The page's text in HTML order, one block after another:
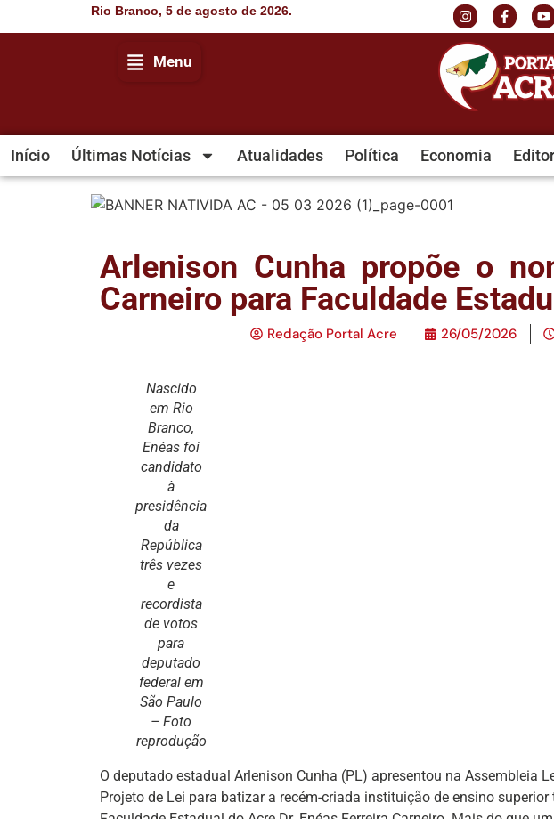
Rio Branco, 5 de agosto de 2026.
Menu
Início Últimas Notícias Atualidades Política Economia
Arlenison Cunha propõe o
Carneiro para Faculdade
Redação Portal Acre 26/05/2026
Nascido
em Rio
Branco,
Enéas foi
candidato
à
presidência
da
República
três vezes
e
recordista
de votos
para
deputado
federal em
São Paulo
– Foto
reprodução
O deputado estadual Arlenison Cunha (PL) apresentou na Assembleia
Projeto de Lei para batizar a recém-criada instituição de ensino